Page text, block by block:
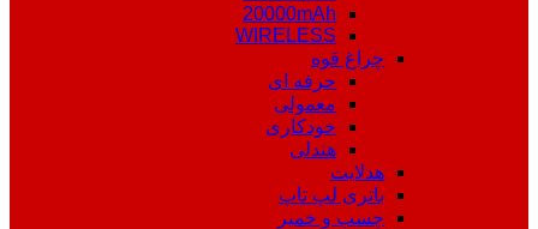
20000mAh
WIRELESS
چراغ قوه
حرفه ای
معمولی
خودکاری
هندلی
هدلایت
باتری لپ تاپ
چسب و خمیر